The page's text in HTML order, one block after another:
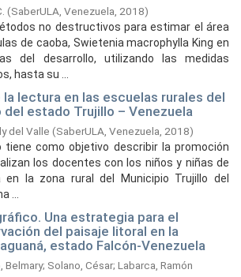
(SaberULA, Venezuela, 2018)
no destructivos para estimar el área
de caoba, Swietenia macrophylla King en
del desarrollo, utilizando las medidas
hasta su ...
lectura en las escuelas rurales del
del estado Trujillo – Venezuela
del Valle (SaberULA, Venezuela, 2018)
tiene como objetivo describir la promoción
los docentes con los niños y niñas de
en la zona rural del Municipio Trujillo del
...
Una estrategia para el
del paisaje litoral en la
estado Falcón-Venezuela
Belmary; Solano, César; Labarca, Ramón